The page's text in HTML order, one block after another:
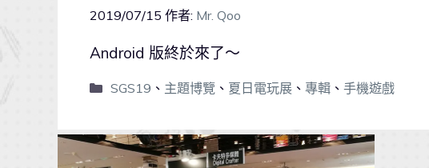
2019/07/15 作者: Mr. Qoo
Android 版終於來了～
SGS19 、 主題博覽、 夏日電玩展、 專輯、 手機遊戲